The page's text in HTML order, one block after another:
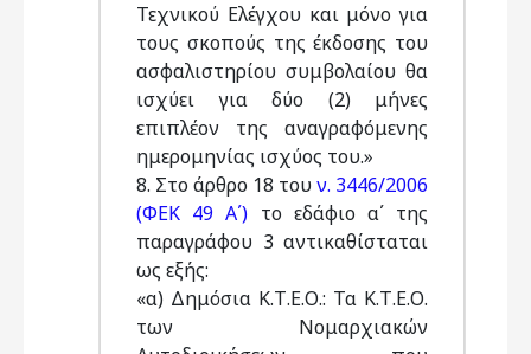
Τεχνικού Ελέγχου και μόνο για
τους σκοπούς της έκδοσης του
ασφαλιστηρίου συμβολαίου θα
ισχύει για δύο (2) μήνες
επιπλέον της αναγραφόμενης
ημερομηνίας ισχύος του.»
8. Στο άρθρο 18 του ν. 3446/2006
(ΦΕΚ 49 Α΄) το εδάφιο α΄ της
παραγράφου 3 αντικαθίσταται
ως εξής:
«α) Δημόσια Κ.Τ.Ε.Ο.: Τα Κ.Τ.Ε.Ο.
των Νομαρχιακών